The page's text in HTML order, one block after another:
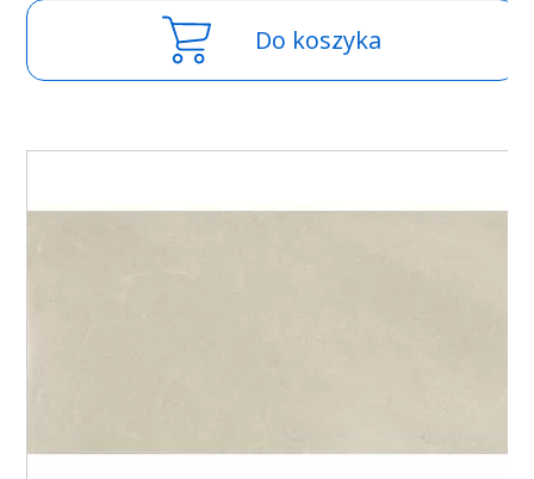
Do koszyka